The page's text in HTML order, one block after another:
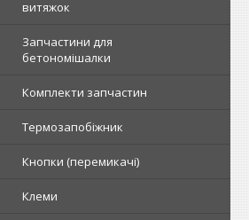
витяжок
Запчастини для
бетономішалки
Комплекти запчастин
Термозапобіжник
Кнопки (перемикачі)
Клеми